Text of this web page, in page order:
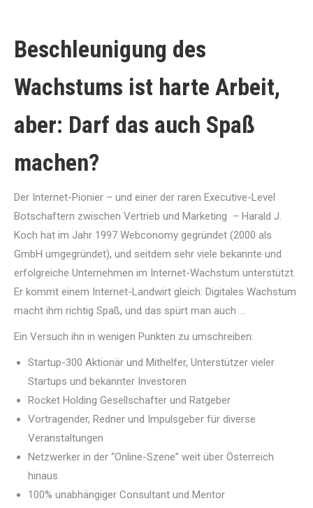
Beschleunigung des
Wachstums ist harte Arbeit,
aber: Darf das auch Spaß
machen?
Der Internet-Pionier – und einer der raren Executive-Level
Botschaftern zwischen Vertrieb und Marketing – Harald J.
Koch hat im Jahr 1997 Webconomy gegründet (2000 als
GmbH umgegründet), und seitdem sehr viele bekannte und
erfolgreiche Unternehmen im Internet-Wachstum unterstützt.
Er kommt einem Internet-Landwirt gleich: Digitales Wachstum
macht ihm richtig Spaß, und das spürt man auch …
Ein Versuch ihn in wenigen Punkten zu umschreiben:
Startup-300 Aktionär und Mithelfer, Unterstützer vieler
Startups und bekannter Investoren
Rocket Holding Gesellschafter und Ratgeber
Vortragender, Redner und Impulsgeber für diverse
Veranstaltungen
Netzwerker in der “Online-Szene” weit über Österreich
hinaus
100% unabhängiger Consultant und Mentor